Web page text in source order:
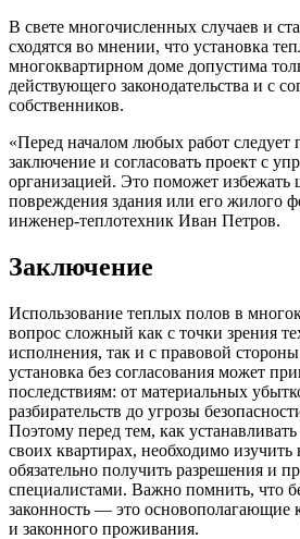
В свете многочисленных случаев и
сходятся во мнении, что установка
многоквартирном доме допустима
действующего законодательства и с
собственников.
«Перед началом любых работ следует
заключение и согласовать проект с
организацией. Это поможет избежать
повреждения здания или его жилого
инженер-теплотехник Иван Петров.
Заключение
Использование теплых полов в
вопрос сложный как с точки зрения
исполнения, так и с правовой
установка без согласования может
последствиям: от материальных
разбирательств до угрозы
Поэтому перед тем, как
своих квартирах, необходимо
обязательно получить разрешения и
специалистами. Важно помнить, что
законность — это основополагающие
и законного проживания.